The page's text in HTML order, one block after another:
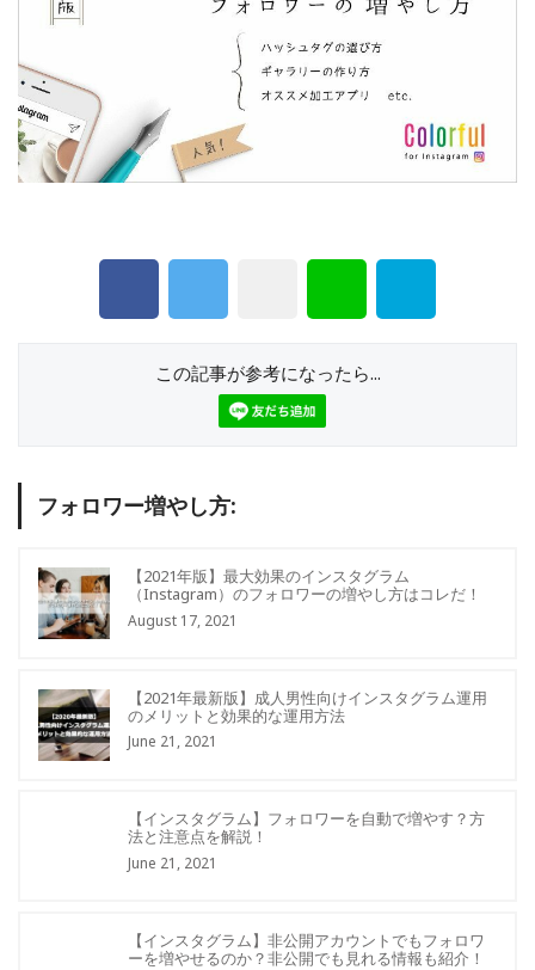
この記事が参考になったら...
フォロワー増やし方:
【2021年版】最大効果のインスタグラム
（Instagram）のフォロワーの増やし方はコレだ！
August 17, 2021
【2021年最新版】成人男性向けインスタグラム運用
のメリットと効果的な運用方法
June 21, 2021
【インスタグラム】フォロワーを自動で増やす？方
法と注意点を解説！
June 21, 2021
【インスタグラム】非公開アカウントでもフォロワ
ーを増やせるのか？非公開でも見れる情報も紹介！